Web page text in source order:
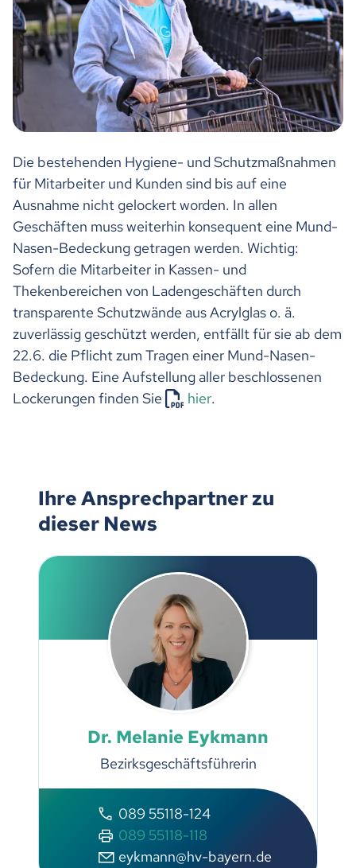
Die bestehenden Hygiene- und Schutzmaßnahmen
für Mitarbeiter und Kunden sind bis auf eine
Ausnahme nicht gelockert worden. In allen
Geschäften muss weiterhin konsequent eine Mund-
Nasen-Bedeckung getragen werden. Wichtig:
Sofern die Mitarbeiter in Kassen- und
Thekenbereichen von Ladengeschäften durch
transparente Schutzwände aus Acrylglas o. ä.
zuverlässig geschützt werden, entfällt für sie ab dem
22.6. die Pflicht zum Tragen einer Mund-Nasen-
Bedeckung. Eine Aufstellung aller beschlossenen
Lockerungen finden Sie
hier.
Ihre Ansprechpartner zu
dieser News
Dr. Melanie Eykmann
Bezirksgeschäftsführerin
089 55118-124
089 55118-118
eykmann@hv-bayern.de